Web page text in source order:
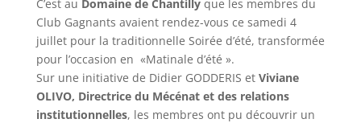
C’est au Domaine de Chantillyque les membres du
Club Gagnants avaient rendez-vous ce samedi 4
juillet pour la traditionnelle Soirée d’été, transformée
pour l’occasion en «Matinale d’été ».
Sur une initiative de Didier GODDERIS et Viviane
OLIVO, Directrice du Mécénat et des relations
institutionnelles, les membres ont pu découvrir un